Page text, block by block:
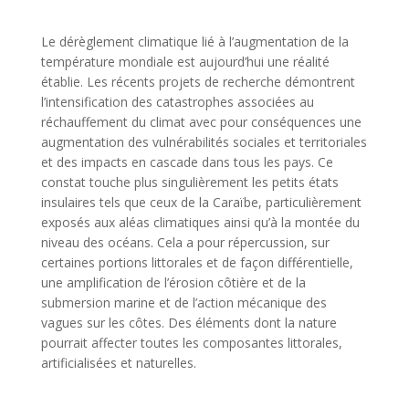
Le dérèglement climatique lié à l’augmentation de la
température mondiale est aujourd’hui une réalité
établie. Les récents projets de recherche démontrent
l’intensification des catastrophes associées au
réchauffement du climat avec pour conséquences une
augmentation des vulnérabilités sociales et territoriales
et des impacts en cascade dans tous les pays. Ce
constat touche plus singulièrement les petits états
insulaires tels que ceux de la Caraïbe, particulièrement
exposés aux aléas climatiques ainsi qu’à la montée du
niveau des océans. Cela a pour répercussion, sur
certaines portions littorales et de façon différentielle,
une amplification de l’érosion côtière et de la
submersion marine et de l’action mécanique des
vagues sur les côtes. Des éléments dont la nature
pourrait affecter toutes les composantes littorales,
artificialisées et naturelles.